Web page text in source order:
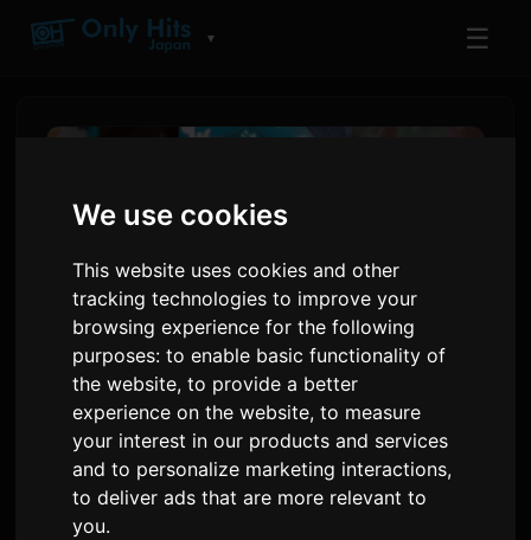
We use cookies
This website uses cookies and other
tracking technologies to improve your
browsing experience for the following
purposes:to enable basic functionality of
the website,to provide a better
experience on the website,to measure
your interest in our products and services
and to personalize marketing interactions,
to deliver ads that are more relevant to
you.
▼ ☰
नेटफ्लिक्स अॅनिमे चित्रपट 'सुपर
कागुया-हिमे!' चे शेवटचे प्रदर्शन संपले,
अंतिम स्टेज ग्रीटिंगची घोषणा